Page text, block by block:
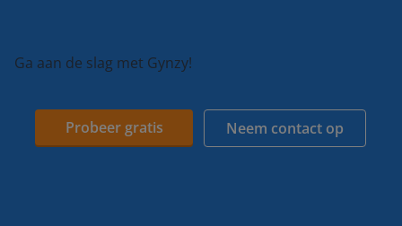
Ga aan de slag met Gynzy!
Probeer gratis Neem contact op